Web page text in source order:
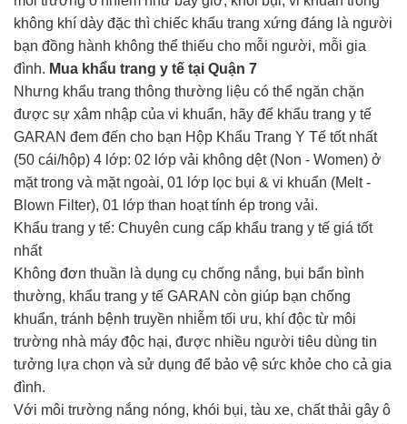
không khí dày đặc thì chiếc khẩu trang xứng đáng là người
bạn đồng hành không thể thiếu cho mỗi người, mỗi gia
đình. Mua khẩu trang y tế tại Quận 7
Nhưng khẩu trang thông thường liệu có thể ngăn chặn
được sự xâm nhập của vi khuẩn, hãy để khẩu trang y tế
GARAN đem đến cho bạn Hộp Khẩu Trang Y Tế tốt nhất
(50 cái/hộp) 4 lớp: 02 lớp vải không dệt (Non - Women) ở
mặt trong và mặt ngoài, 01 lớp lọc bụi & vi khuẩn (Melt -
Blown Filter), 01 lớp than hoạt tính ép trong vải.
Khẩu trang y tế: Chuyên cung cấp khẩu trang y tế giá tốt
nhất
Không đơn thuần là dụng cụ chống nắng, bụi bẩn bình
thường, khẩu trang y tế GARAN còn giúp bạn chống
khuẩn, tránh bệnh truyền nhiễm tối ưu, khí độc từ môi
trường nhà máy độc hại, được nhiều người tiêu dùng tin
tưởng lựa chọn và sử dụng để bảo vệ sức khỏe cho cả gia
đình.
Với môi trường nắng nóng, khói bụi, tàu xe, chất thải gây ô